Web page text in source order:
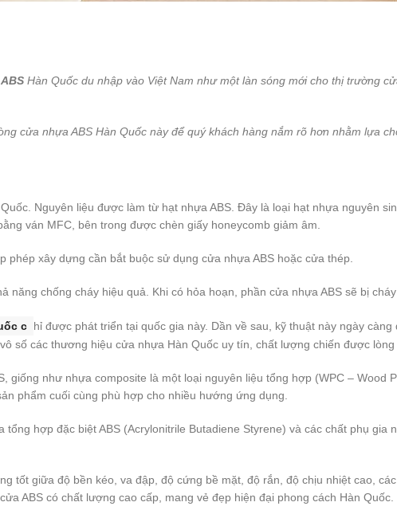
Hàn Quốc du nhập vào Việt Nam như một làn sóng mới cho thị trường
cửa nhựa ABS Hàn Quốc này để quý khách hàng nắm rõ hơn nhằm lựa
Nguyên liệu được làm từ hạt nhựa ABS. Đây là loại hạt nhựa nguyên
ván MFC, bên trong được chèn giấy honeycomb giảm âm.
xây dựng cần bắt buộc sử dụng cửa nhựa ABS hoặc cửa thép.
năng chống cháy hiệu quả. Khi có hỏa hoạn, phần cửa nhựa ABS sẽ bị
c hỉ được phát triển tại quốc gia này. Dần về sau, kỹ thuật này ngày
số các thương hiệu cửa nhựa Hàn Quốc uy tín, chất lượng chiến được
giống như nhựa composite là một loại nguyên liệu tổng hợp (WPC – Wood
phẩm cuối cùng phù hợp cho nhiều hướng ứng dụng.
hợp đặc biệt ABS (Acrylonitrile Butadiene Styrene) và các chất phụ
tốt giữa độ bền kéo, va đập, độ cứng bề mặt, độ rắn, độ chịu nhiệt cao,
ABS có chất lượng cao cấp, mang vẻ đẹp hiện đại phong cách Hàn Quốc.